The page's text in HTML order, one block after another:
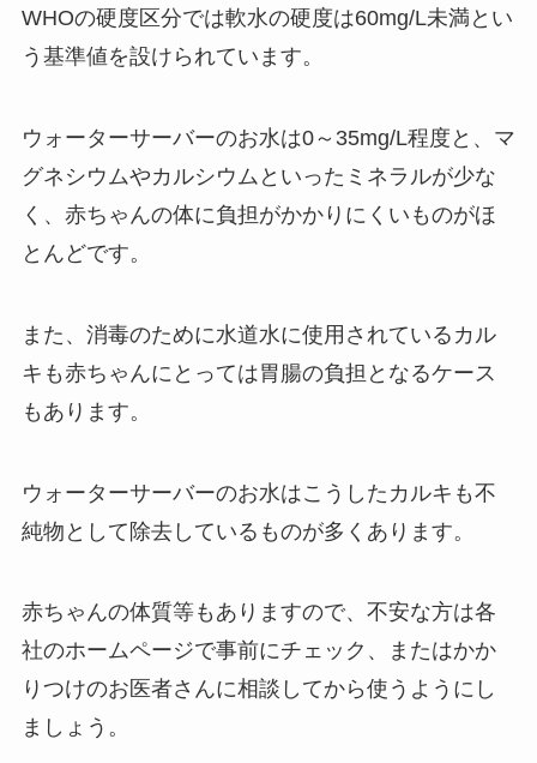
WHOの硬度区分では軟水の硬度は60mg/L未満とい
う基準値を設けられています。
ウォーターサーバーのお水は0～35mg/L程度と、マ
グネシウムやカルシウムといったミネラルが少な
く、赤ちゃんの体に負担がかかりにくいものがほ
とんどです。
また、消毒のために水道水に使用されているカル
キも赤ちゃんにとっては胃腸の負担となるケース
もあります。
ウォーターサーバーのお水はこうしたカルキも不
純物として除去しているものが多くあります。
赤ちゃんの体質等もありますので、不安な方は各
社のホームページで事前にチェック、またはかか
りつけのお医者さんに相談してから使うようにし
ましょう。